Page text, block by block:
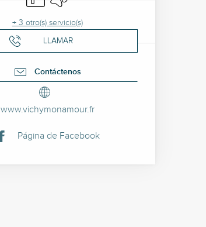
+ 3 otro(s) servicio(s)
LLAMAR
Contáctenos
www.vichymonamour.fr
Página de Facebook